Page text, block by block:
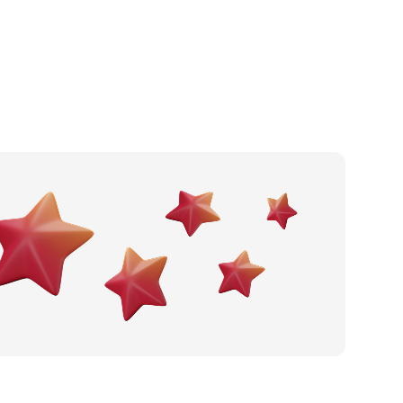
Catering
Noćni klub